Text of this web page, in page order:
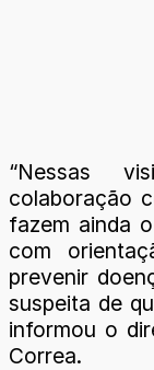
“Nessas
colaboração
fazem ainda
com
prevenir
suspeita de
informou o
Correa.